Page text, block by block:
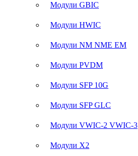
Модули GBIC
Модули HWIC
Модули NM NME EM
Модули PVDM
Модули SFP 10G
Модули SFP GLC
Модули VWIC-2 VWIC-3
Модули X2